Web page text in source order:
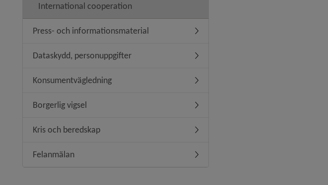
International cooperation
Press- och informationsmaterial Undermeny för Press- och informationsmaterial
Dataskydd, personuppgifter Undermeny för Dataskydd, personuppgifter
Konsumentvägledning Undermeny för Konsumentvägledning
Borgerlig vigsel Undermeny för Borgerlig vigsel
Kris och beredskap Undermeny för Kris och beredskap
Felanmälan Undermeny för Felanmälan